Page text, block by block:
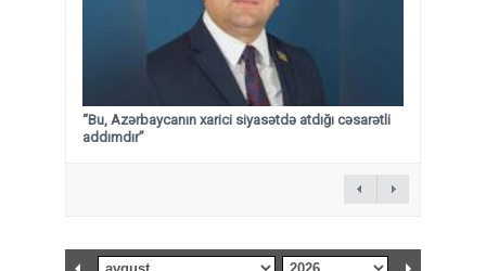
“Bu, Azərbaycanın xarici siyasətdə atdığı cəsarətli
addımdır”